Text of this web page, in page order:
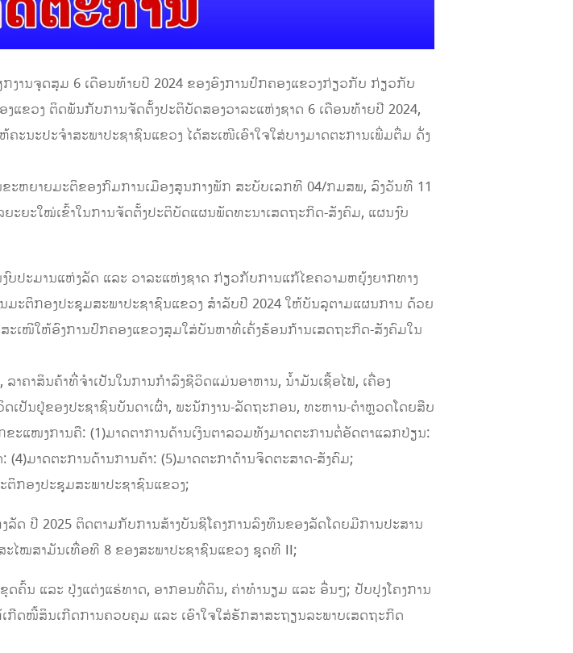
ານຈຸດສຸມ 6 ເດືອນທ້າຍປີ 2024 ຂອງອົງການປົກຄອງແຂວງກ່ຽວກັບ​ ກ່ຽວກັບ
ຂວງ ຕິດພັນກັບການຈັດຕັ້ງປະຕິບັດສອງວາລະແຫ່ງຊາດ 6 ເດືອນທ້າຍປີ 2024,
ະນະປະຈຳສະພາປະຊາຊົນແຂວງ ໄດ້ສະເໜີເອົາໃຈໃສ່ບາງມາດຕະການເພີ່ມຕື່ມ ດັ່ງ
ະຫຍາຍມະຕິຂອງກົມການເມືອງສູນກາງພັກ ສະບັບເລກທີ 04/ກມສພ, ລົງວັນທີ 11
ຍະຍະໃໝ່ເຂົ້າໃນການຈັດຕັ້ງປະຕິບັດແຜນພັດທະນາເສດຖະກິດ-ສັງຄົມ, ແຜນງົບ
ປະມານແຫ່ງລັດ ແລະ ວາລະແຫ່ງຊາດ ກ່ຽວກັບການແກ້ໄຂຄວາມຫຍຸ້ງຍາກທາງ
ມະຕິກອງປະຊຸມສະພາປະຊາຊົນແຂວງ ສຳລັບປີ 2024 ໃຫ້ບັນລຸຕາມແຜນການ ດ້ວຍ
ະເໜີໃຫ້ອົງການປົກຄອງແຂວງສຸມໃສ່ບັນຫາທີ່ເຄັ່ງຮ້ອນກ້ານເສດຖະກິດ-ສັງຄົມໃນ
າຄາສິນຄ້າທີ່ຈໍາເປັນໃນການກຳລົງຊີວິດແມ່ນອາຫານ, ນ້ຳມັນເຊື້ອໄຟ, ເຄື່ອງ
ປັນຢູ່ຂອງປະຊາຊົນບັນດາເຜົ່າ, ພະນັກງານ-ລັດຖະກອນ, ທະຫານ-ຕຳຫຼວດໂດຍສືບ
ແໜງການຄື: (1)ມາດຕາການດ້ານເງິນຕາລວມທັງມາດຕະການຕໍ່ອັດຕາແລກປ່ຽນ:
(4)ມາດຕະການດ້ານການຄ້າ: (5)ມາດຕະກາດ້ານຈິດຕະສາດ-ສັງຄົມ;
ກອງປະຊຸມສະພາປະຊາຊົນແຂວງ;
ປີ 2025 ຕິດຕາມກັບການສ້າງບັນຊີໂຄງການລົງທຶນຂອງລັດໂດຍມີການປະສານ
ໝສາມັນເທື່ອທີ 8 ຂອງສະພາປະຊາຊົນແຂວງ ຊຸດທີ II;
ດຄົ້ນ ແລະ ປຸ່ງແຕ່ງແຮ່ທາດ, ອາກອນທີ່ດິນ, ຄ່າທຳນຽມ ແລະ ອື່ນໆ; ປັບປຸງໂຄງການ
ດໜີ້ສິນເກີດການຄວບຄຸມ ແລະ ເອົາໃຈໃສ່ຮັກສາສະຖຽນລະພາບເສດຖະກິດ